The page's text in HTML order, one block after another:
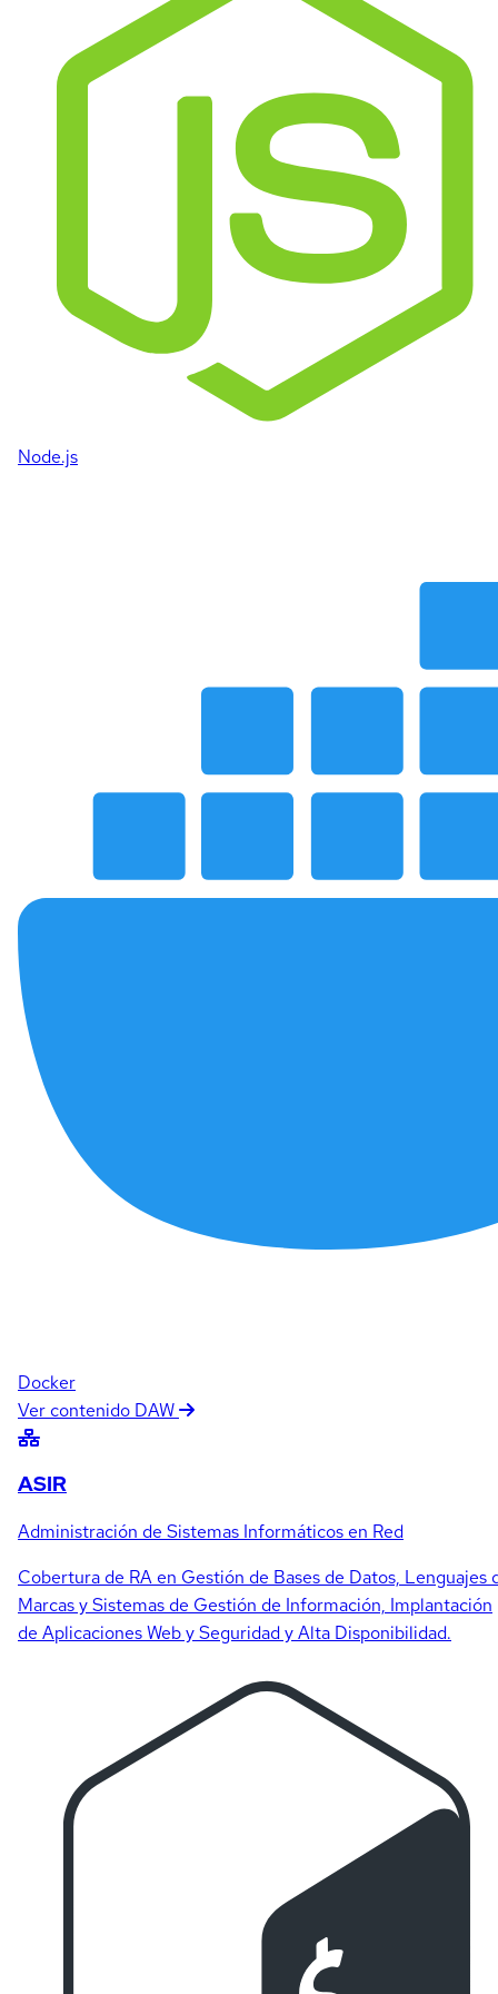
Node.js
Docker
Ver contenido DAW
ASIR
Administración de Sistemas Informáticos en Red
Cobertura de RA en Gestión de Bases de Datos, Lenguajes
Marcas y Sistemas de Gestión de Información, Implantación
de Aplicaciones Web y Seguridad y Alta Disponibilidad.